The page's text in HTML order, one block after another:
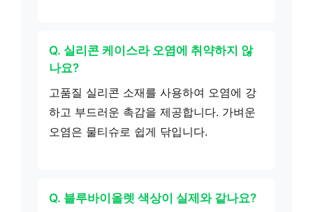
Q. 실리콘 케이스라 오염에 취약하지 않
나요?
고품질 실리콘 소재를 사용하여 오염에 강
하고 부드러운 촉감을 제공합니다. 가벼운
오염은 물티슈로 쉽게 닦입니다.
Q. 블루바이올렛 색상이 실제와 같나요?